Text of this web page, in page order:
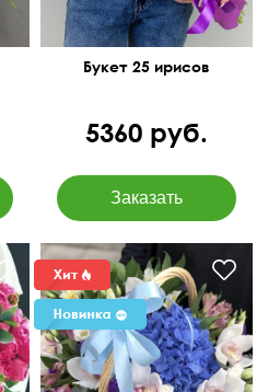
Букет 25 ирисов
5360 руб.